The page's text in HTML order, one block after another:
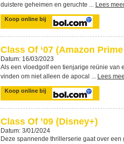
duistere geheimen en geruchte ... Lees
Koop online bij
Class Of ‘07 (Amazon
Datum: 16/03/2023
Als een vloedgolf een tienjarige reünie van
vinden om niet alleen de apocal ... Lees
Koop online bij
Class Of ’09 (Disney+)
Datum: 3/01/2024
Deze spannende thrillerserie gaat over